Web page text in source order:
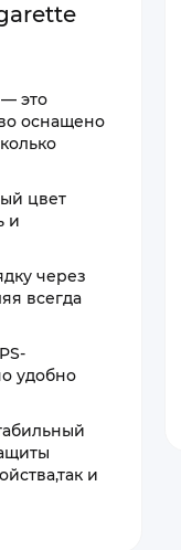
это
оснащено
цвет
и
через
всегда
удобно
и